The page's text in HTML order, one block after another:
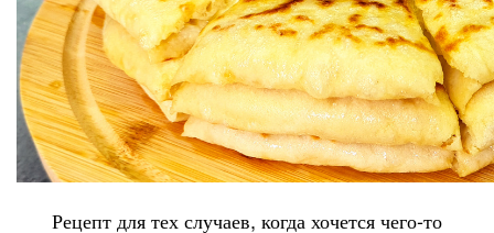
Рецепт для тех случаев, когда хочется чего-то